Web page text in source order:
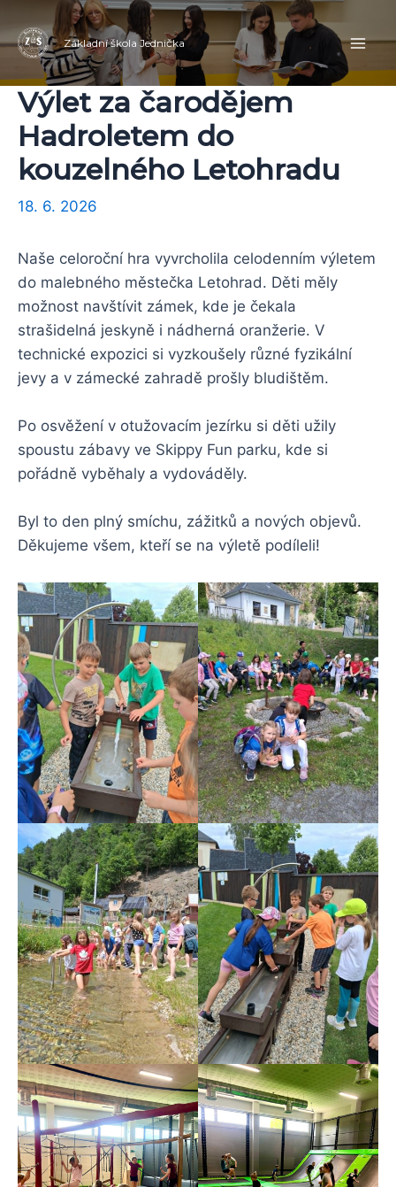
Přeskočit
na
obsah
Základní škola Jednička
Výlet za čarodějem
Hadroletem do
kouzelného Letohradu
18. 6. 2026
Naše celoroční hra vyvrcholila celodenním výletem
do malebného městečka Letohrad. Děti měly
možnost navštívit zámek, kde je čekala
strašidelná jeskyně i nádherná oranžerie. V
technické expozici si vyzkoušely různé fyzikální
jevy a v zámecké zahradě prošly bludištěm.
Po osvěžení v otužovacím jezírku si děti užily
spoustu zábavy ve Skippy Fun parku, kde si
pořádně vyběhaly a vydováděly.
Byl to den plný smíchu, zážitků a nových objevů.
Děkujeme všem, kteří se na výletě podíleli!
Navigace
pro
příspěvek